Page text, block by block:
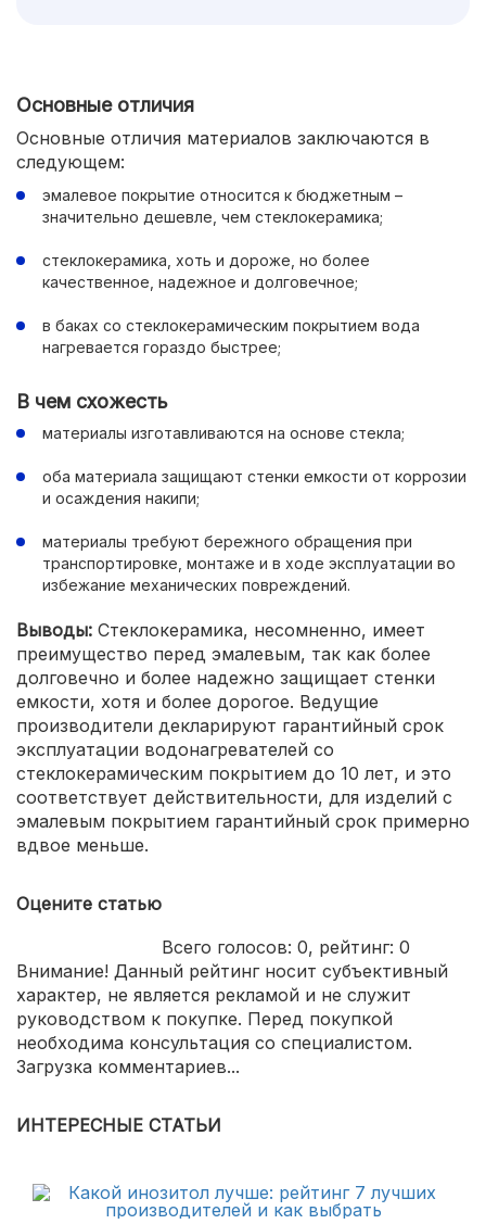
Основные отличия
Основные отличия материалов заключаются в
следующем:
эмалевое покрытие относится к бюджетным –
значительно дешевле, чем стеклокерамика;
стеклокерамика, хоть и дороже, но более
качественное, надежное и долговечное;
в баках со стеклокерамическим покрытием вода
нагревается гораздо быстрее;
В чем схожесть
материалы изготавливаются на основе стекла;
оба материала защищают стенки емкости от коррозии
и осаждения накипи;
материалы требуют бережного обращения при
транспортировке, монтаже и в ходе эксплуатации во
избежание механических повреждений.
Выводы: Стеклокерамика, несомненно, имеет
преимущество перед эмалевым, так как более
долговечно и более надежно защищает стенки
емкости, хотя и более дорогое. Ведущие
производители декларируют гарантийный срок
эксплуатации водонагревателей со
стеклокерамическим покрытием до 10 лет, и это
соответствует действительности, для изделий с
эмалевым покрытием гарантийный срок примерно
вдвое меньше.
Оцените статью
Всего голосов: 0, рейтинг: 0
Внимание! Данный рейтинг носит субъективный
характер, не является рекламой и не служит
руководством к покупке. Перед покупкой
необходима консультация со специалистом.
Загрузка комментариев...
ИНТЕРЕСНЫЕ СТАТЬИ